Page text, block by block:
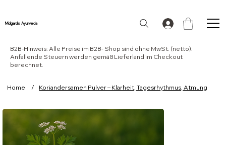
Midgards Ayurveda
Home / Koriandersamen Pulver – Klarheit, Tagesrhythmus, Atmung
B2B-Hinweis: Alle Preise im B2B- Shop sind ohne MwSt. (netto).
Anfallende Steuern werden gemäß Lieferland im Checkout
berechnet.